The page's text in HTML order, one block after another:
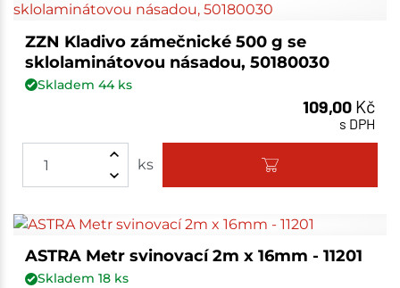
ZZN Kladivo zámečnické 500 g se
sklolaminátovou násadou, 50180030
Skladem 44ks
109,00 Kč
s DPH
ks
ASTRA Metr svinovací 2m x 16mm - 11201
Skladem 18ks